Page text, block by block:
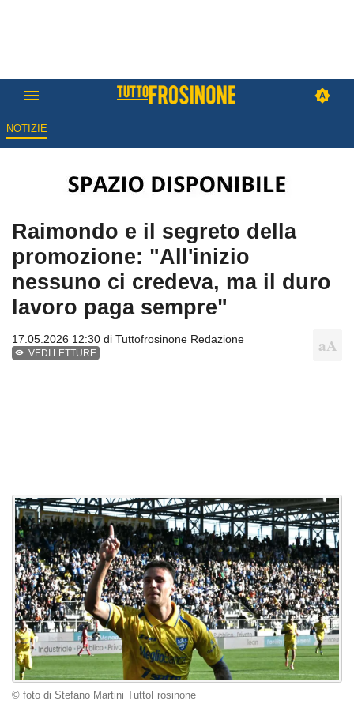
NOTIZIE
Raimondo e il segreto della
promozione: "All'inizio
nessuno ci credeva, ma il duro
lavoro paga sempre"
17.05.2026 12:30 di Tuttofrosinone Redazione
VEDI LETTURE
© foto di Stefano Martini TuttoFrosinone